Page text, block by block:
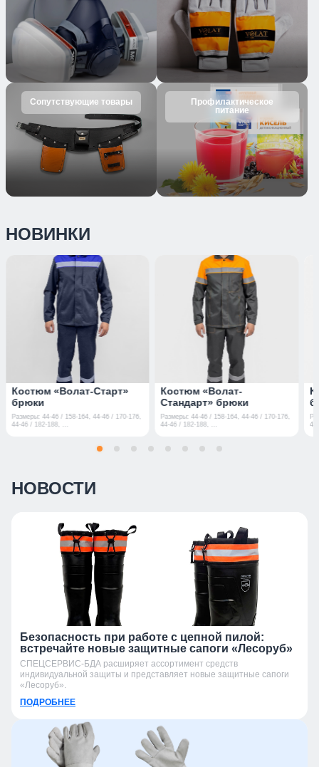
Сопутствующие товары
Профилактическое
питание
НОВИНКИ
Костюм «Волат-Старт»
брюки
Размеры: 44-46 / 158-164, 44-46 / 170-176,
44-46 / 182-188, ...
Костюм «Волат-
Стандарт» брюки
Размеры: 44-46 / 158-164, 44-46 / 170-176,
44-46 / 182-188, ...
НОВОСТИ
Безопасность при работе с цепной пилой:
встречайте новые защитные сапоги «Лесоруб»
СПЕЦСЕРВИС-БДА расширяет ассортимент средств
индивидуальной защиты и представляет новые защитные сапоги
«Лесоруб».
ПОДРОБНЕЕ